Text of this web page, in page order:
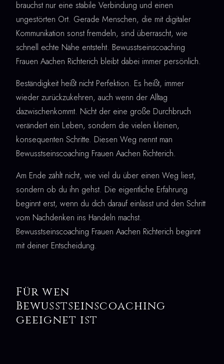
brauchst nur eine stabile Verbindung und einen
ungestörten Ort. Gerade Menschen, die mit digitaler
Kommunikation sonst fremdeln, sind überrascht, wie
schnell echte Nähe entsteht. Bewusstseinscoaching
Frauen Aachen Richterich bleibt dabei immer persönlich.
Beständigkeit heißt nicht Perfektion. Es heißt, immer
wieder zurückzukehren, auch wenn der Alltag
dazwischenkommt. Nicht der eine große Durchbruch
verändert ein Leben, sondern die vielen kleinen,
konsequenten Schritte. Diesen Weg nennt man
Bewusstseinscoaching Frauen Aachen Richterich.
Am Ende zählt nicht, wie viel du über einen Weg liest,
sondern ob du ihn gehst. Die eigentliche Erfahrung
beginnt erst, wenn du dich darauf einlässt und den Schritt
vom Nachdenken ins Handeln machst.
Bewusstseinscoaching Frauen Aachen Richterich beginnt
mit deiner Entscheidung.
Für wen
Bewusstseinscoaching
geeignet ist